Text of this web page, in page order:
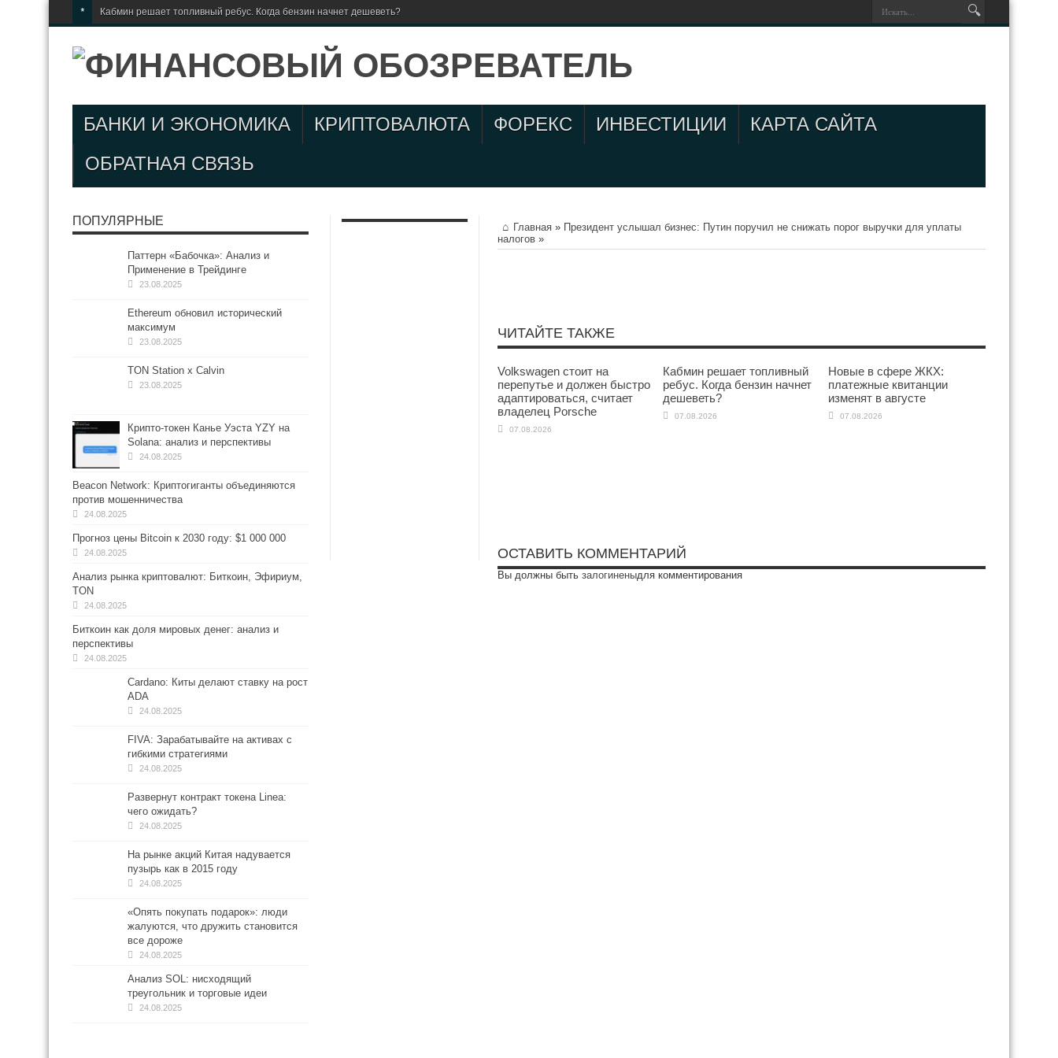
* Кабмин решает топливный ребус. Когда бензин начнет дешеветь?
БАНКИ И ЭКОНОМИКА КРИПТОВАЛЮТА ФОРЕКС ИНВЕСТИЦИИ
КАРТА САЙТА
ОБРАТНАЯ СВЯЗЬ
Главная » Президент услышал бизнес: Путин поручил не снижать порог выручки для уплаты
налогов »
ЧИТАЙТЕ ТАКЖЕ
Volkswagen стоит на
перепутье и должен быстро
адаптироваться, считает
владелец Porsche
07.08.2026
Кабмин решает топливный
ребус. Когда бензин начнет
дешеветь?
07.08.2026
Новые в сфере ЖКХ:
платежные квитанции
изменят в августе
07.08.2026
ОСТАВИТЬ КОММЕНТАРИЙ
Вы должны быть залогиненыдля комментирования
ПОПУЛЯРНЫЕ
Паттерн «Бабочка»: Анализ и
Применение в Трейдинге
23.08.2025
Ethereum обновил исторический
максимум
23.08.2025
TON Station x Calvin
23.08.2025
Крипто-токен Канье Уэста YZY на
Solana: анализ и перспективы
24.08.2025
Beacon Network: Криптогиганты объединяются
против мошенничества
24.08.2025
Прогноз цены Bitcoin к 2030 году: $1 000 000
24.08.2025
Анализ рынка криптовалют: Биткоин, Эфириум,
TON
24.08.2025
Биткоин как доля мировых денег: анализ и
перспективы
24.08.2025
Cardano: Киты делают ставку на рост
ADA
24.08.2025
FIVA: Зарабатывайте на активах с
гибкими стратегиями
24.08.2025
Развернут контракт токена Linea:
чего ожидать?
24.08.2025
На рынке акций Китая надувается
пузырь как в 2015 году
24.08.2025
«Опять покупать подарок»: люди
жалуются, что дружить становится
все дороже
24.08.2025
Анализ SOL: нисходящий
треугольник и торговые идеи
24.08.2025